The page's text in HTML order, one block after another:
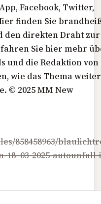
Facebook, Twitter,
finden Sie
den direkten Draht zur
Sie hier mehr
und die Redaktion von
wie das Thema
© 2025MM New
858458963/
2025-